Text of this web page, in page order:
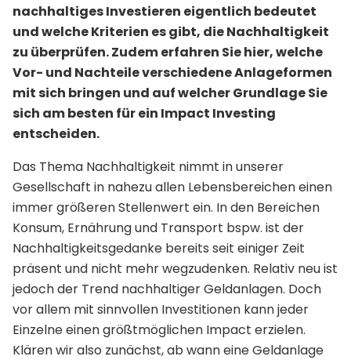
nachhaltiges Investieren eigentlich bedeutet
und welche Kriterien es gibt, die Nachhaltigkeit
zu überprüfen. Zudem erfahren Sie hier, welche
Vor- und Nachteile verschiedene Anlageformen
mit sich bringen und auf welcher Grundlage Sie
sich am besten für ein Impact Investing
entscheiden.
Das Thema Nachhaltigkeit nimmt in unserer
Gesellschaft in nahezu allen Lebensbereichen einen
immer größeren Stellenwert ein. In den Bereichen
Konsum, Ernährung und Transport bspw. ist der
Nachhaltigkeitsgedanke bereits seit einiger Zeit
präsent und nicht mehr wegzudenken. Relativ neu ist
jedoch der Trend nachhaltiger Geldanlagen. Doch
vor allem mit sinnvollen Investitionen kann jeder
Einzelne einen größtmöglichen Impact erzielen.
Klären wir also zunächst, ab wann eine Geldanlage